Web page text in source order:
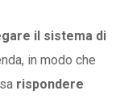
il sistema di
in modo che
rispondere